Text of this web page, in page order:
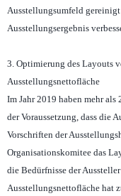
Ausstellungsumfeld
Ausstellungsergebnis
3. Optimierung des Layouts
Ausstellungsnettofläche
Im Jahr 2019 haben mehr
der Voraussetzung, dass die
Vorschriften der
Organisationskomitee das
die Bedürfnisse der
Ausstellungsnettofläche hat